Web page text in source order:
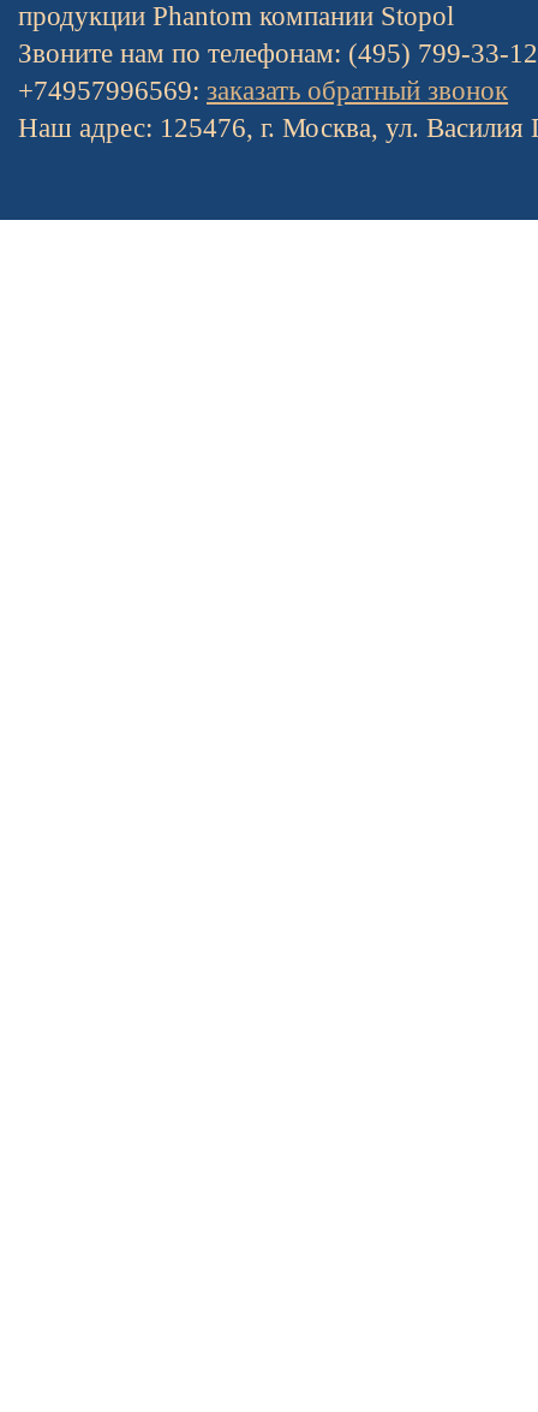
продукции Phantom компании Stopol
Звоните нам по телефонам: (495) 799-33-
+74957996569: заказать обратный звонок
Наш адрес: 125476, г. Москва, ул. Василия